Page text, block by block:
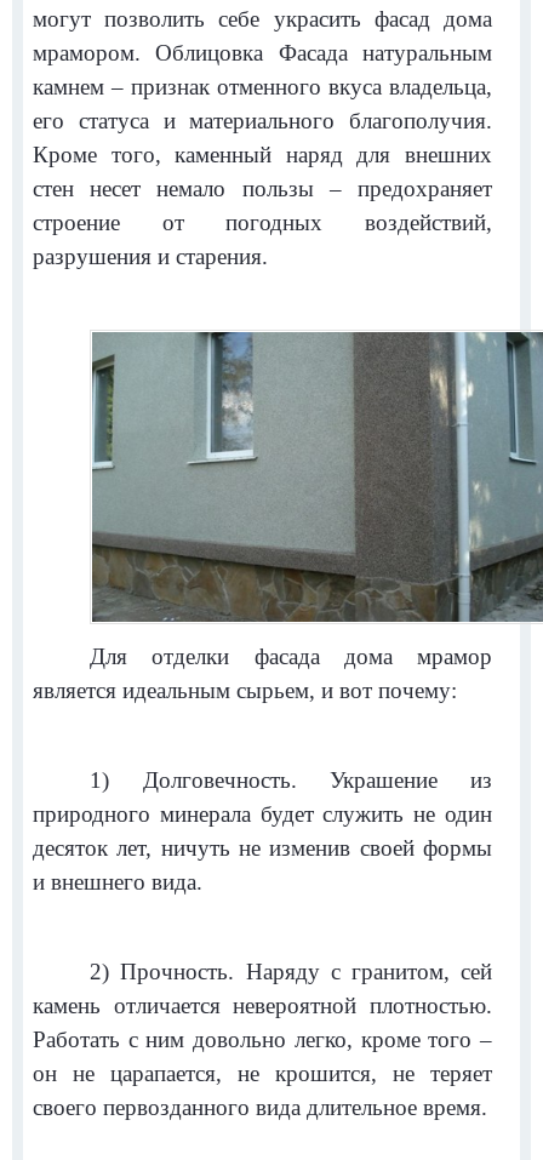
могут позволить себе украсить фасад дома
мрамором. Облицовка Фасада натуральным
камнем – признак отменного вкуса владельца,
его статуса и материального благополучия.
Кроме того, каменный наряд для внешних
стен несет немало пользы – предохраняет
строение от погодных воздействий,
разрушения и старения.
Для отделки фасада дома мрамор
является идеальным сырьем, и вот почему:
1) Долговечность. Украшение из
природного минерала будет служить не один
десяток лет, ничуть не изменив своей формы
и внешнего вида.
2) Прочность. Наряду с гранитом, сей
камень отличается невероятной плотностью.
Работать с ним довольно легко, кроме того –
он не царапается, не крошится, не теряет
своего первозданного вида длительное время.